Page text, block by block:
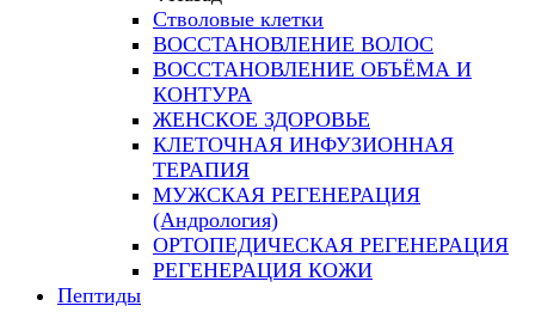
Стволовые клетки
ВОССТАНОВЛЕНИЕ ВОЛОС
ВОССТАНОВЛЕНИЕ ОБЪЁМА И
КОНТУРА
ЖЕНСКОЕ ЗДОРОВЬЕ
КЛЕТОЧНАЯ ИНФУЗИОННАЯ
ТЕРАПИЯ
МУЖСКАЯ РЕГЕНЕРАЦИЯ
(Андрология)
ОРТОПЕДИЧЕСКАЯ РЕГЕНЕРАЦИЯ
РЕГЕНЕРАЦИЯ КОЖИ
Пептиды